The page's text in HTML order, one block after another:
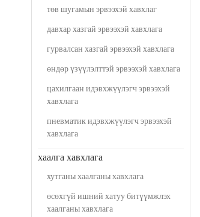
төв шугамын эрвээхэй хавхлаг
давхар хазгай эрвээхэй хавхлага
гурвалсан хазгай эрвээхэй хавхлага
өндөр үзүүлэлттэй эрвээхэй хавхлага
цахилгаан идэвхжүүлэгч эрвээхэй
хавхлага
пневматик идэвхжүүлэгч эрвээхэй
хавхлага
хаалга хавхлага
хутганы хаалганы хавхлага
өсөхгүй ишний хатуу битүүмжлэх
хаалганы хавхлага